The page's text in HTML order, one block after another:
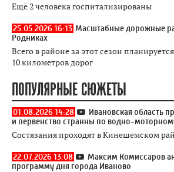
Ещё 2 человека госпитализированы
25.05.2026 16:13 Масштабные дорожные
Родниках
Всего в районе за этот сезон
10 километров дорог
ПОПУЛЯРНЫЕ СЮЖЕТЫ
01.08.2026 14:28
Ивановская область
и первенство странны по водно-
Состязания проходят в Кинешемском
22.07.2026 13:08
Максим Комиссаров
программу дня города Иваново